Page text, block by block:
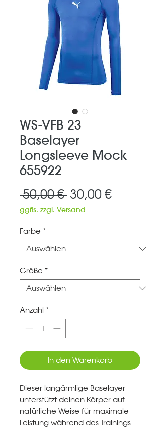
WS-VFB 23
Baselayer
Longsleeve Mock
655922
50,00 € Standardpreis
30,00 €Sale-
ggfls. zzgl. Versand
Farbe *
Größe *
Anzahl *
In den Warenkorb
Dieser langärmlige Baselayer
unterstützt deinen Körper auf
natürliche Weise für maximale
Leistung während des Trainings